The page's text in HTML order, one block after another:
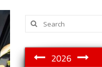
Search
for:
2026